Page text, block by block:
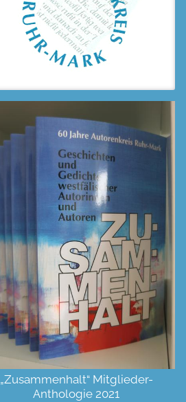
„Zusammenhalt“ Mitglieder-
Anthologie 2021